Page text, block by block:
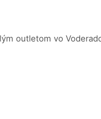
outletom vo